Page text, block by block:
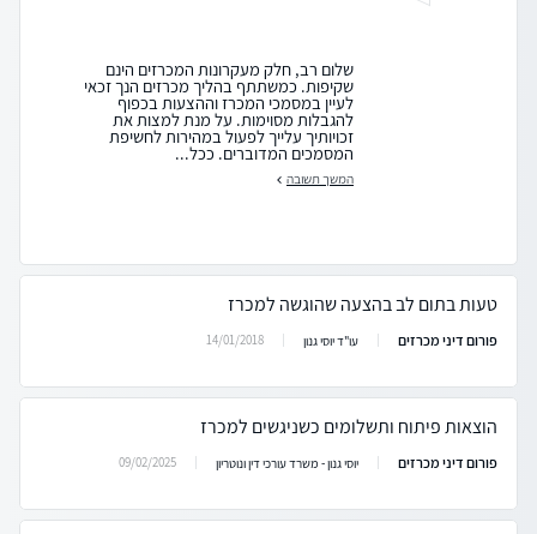
שלום רב, חלק מעקרונות המכרזים הינם
שקיפות. כמשתתף בהליך מכרזים הנך זכאי
לעיין במסמכי המכרז וההצעות בכפוף
להגבלות מסוימות. על מנת למצות את
זכויותיך עלייך לפעול במהירות לחשיפת
המסמכים המדוברים. ככל...
המשך תשובה
טעות בתום לב בהצעה שהוגשה למכרז
פורום דיני מכרזים עו"ד יוסי גנון 14/01/2018
הוצאות פיתוח ותשלומים כשניגשים למכרז
פורום דיני מכרזים יוסי גנון - משרד עורכי דין ונוטריון 09/02/2025